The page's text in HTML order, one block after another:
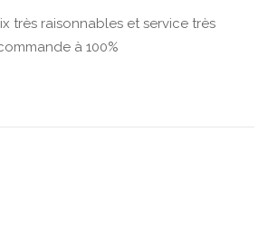
très raisonnables et service très
à 100%